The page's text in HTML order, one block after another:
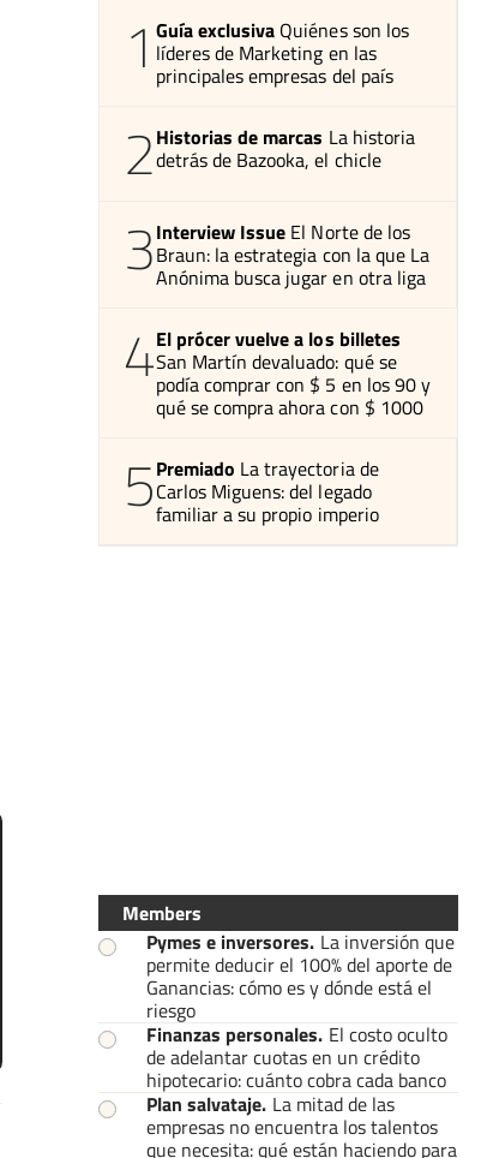
1 Guía exclusiva Quiénes son los
líderes de Marketing en las
principales empresas del país
2Historias de marcas La historia
detrás de Bazooka, el chicle
3Interview Issue El Norte de los
Braun: la estrategia con la que La
Anónima busca jugar en otra liga
4El prócer vuelve a los billetes
San Martín devaluado: qué se
podía comprar con $ 5 en los 90 y
qué se compra ahora con $ 1000
5Premiado La trayectoria de
Carlos Miguens: del legado
familiar a su propio imperio
Members
Pymes e inversores. La inversión que
permite deducir el 100% del aporte de
Ganancias: cómo es y dónde está el
riesgo
Finanzas personales. El costo oculto
de adelantar cuotas en un crédito
hipotecario: cuánto cobra cada banco
Plan salvataje. La mitad de las
empresas no encuentra los talentos
que necesita: qué están haciendo para